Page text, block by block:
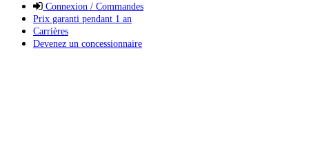
Connexion / Commandes
Prix garanti pendant 1 an
Carrières
Devenez un concessionnaire